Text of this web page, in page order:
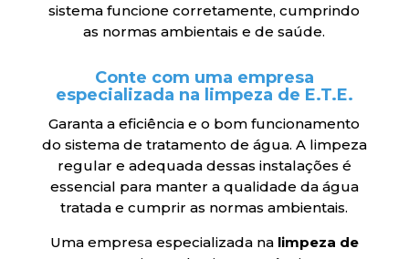
sistema funcione corretamente, cumprindo
as normas ambientais e de saúde.
Conte com uma empresa
especializada na limpeza de E.T.E.
Garanta a eficiência e o bom funcionamento
do sistema de tratamento de água. A limpeza
regular e adequada dessas instalações é
essencial para manter a qualidade da água
tratada e cumprir as normas ambientais.
Uma empresa especializada nalimpeza de